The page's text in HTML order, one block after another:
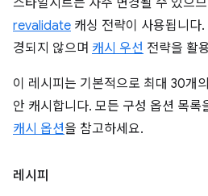
스타일시트는 자주 변경될 수 있으
revalidate 캐싱 전략이 사용됩니다
경되지 않으며 캐시 우선 전략을 활
이 레시피는 기본적으로 최대 30개
안 캐시합니다. 모든 구성 옵션 목록
캐시 옵션을 참고하세요.
레시피